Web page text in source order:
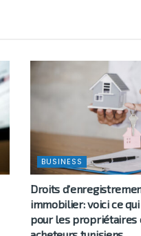
BUSINESS
Droits
immobilier: voici ce
pour les propriétaires